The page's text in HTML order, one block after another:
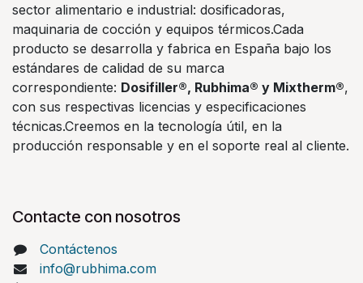
sector alimentario e industrial: dosificadoras,
maquinaria de cocción y equipos térmicos.Cada
producto se desarrolla y fabrica en España bajo los
estándares de calidad de su marca
correspondiente: Dosifiller®, Rubhima® y Mixtherm®,
con sus respectivas licencias y especificaciones
técnicas.Creemos en la tecnología útil, en la
producción responsable y en el soporte real al cliente.
Contacte con nosotros
Contáctenos
info@rubhima.com